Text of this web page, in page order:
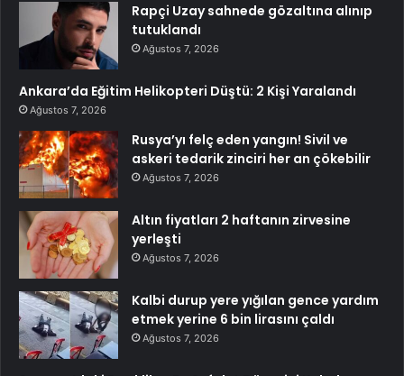
Rapçi Uzay sahnede gözaltına alınıp
tutuklandı
Ağustos 7, 2026
Ankara’da Eğitim Helikopteri Düştü: 2 Kişi Yaralandı
Ağustos 7, 2026
Rusya’yı felç eden yangın! Sivil ve
askeri tedarik zinciri her an çökebilir
Ağustos 7, 2026
Altın fiyatları 2 haftanın zirvesine
yerleşti
Ağustos 7, 2026
Kalbi durup yere yığılan gence yardım
etmek yerine 6 bin lirasını çaldı
Ağustos 7, 2026